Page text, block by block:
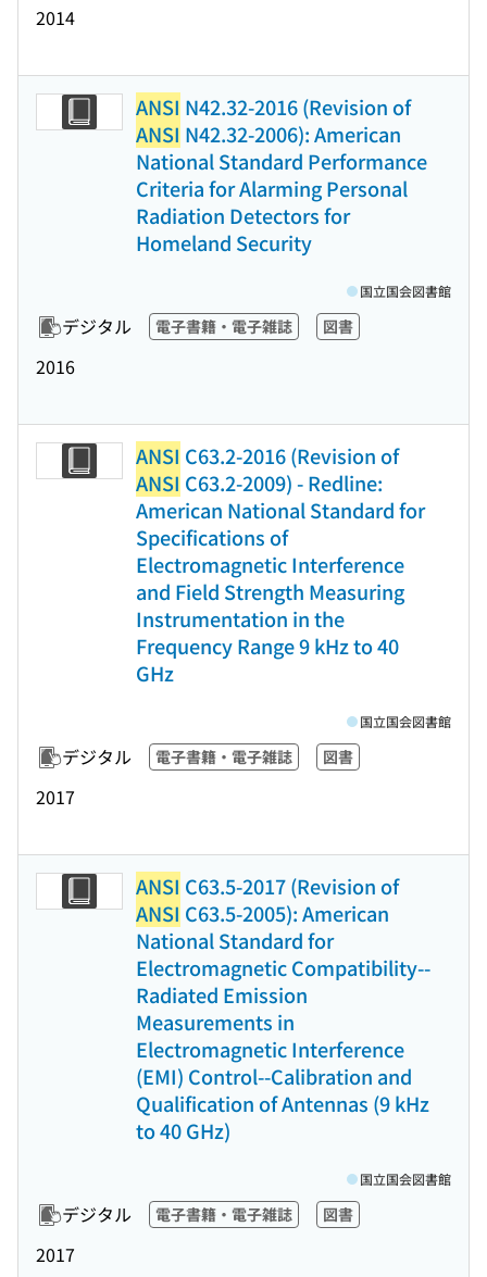
2014
ANSI N42.32-2016 (Revision of
ANSI N42.32-2006): American
National Standard Performance
Criteria for Alarming Personal
Radiation Detectors for
Homeland Security
デジタル 電子書籍・電子雑誌 図書
2016
国立国会図書館
ANSI C63.2-2016 (Revision of
ANSI C63.2-2009) - Redline:
American National Standard for
Specifications of
Electromagnetic Interference
and Field Strength Measuring
Instrumentation in the
Frequency Range 9 kHz to 40
GHz
デジタル 電子書籍・電子雑誌 図書
2017
国立国会図書館
ANSI C63.5-2017 (Revision of
ANSI C63.5-2005): American
National Standard for
Electromagnetic Compatibility--
Radiated Emission
Measurements in
Electromagnetic Interference
(EMI) Control--Calibration and
Qualification of Antennas (9 kHz
to 40 GHz)
デジタル 電子書籍・電子雑誌 図書
2017
国立国会図書館